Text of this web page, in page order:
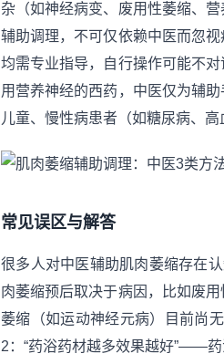
杂（如神经病变、废用性萎缩、
辅助调理，不可仅依赖中医而忽
均需专业指导，自行操作可能不
用营养神经的西药，中医仅为辅
儿童、慢性病患者（如糖尿病、
常见误区与解答
很多人对中医辅助肌肉萎缩存在
肉萎缩预后取决于病因，比如废
萎缩（如运动神经元病）目前尚
2：“药浴药材越多效果越好”——